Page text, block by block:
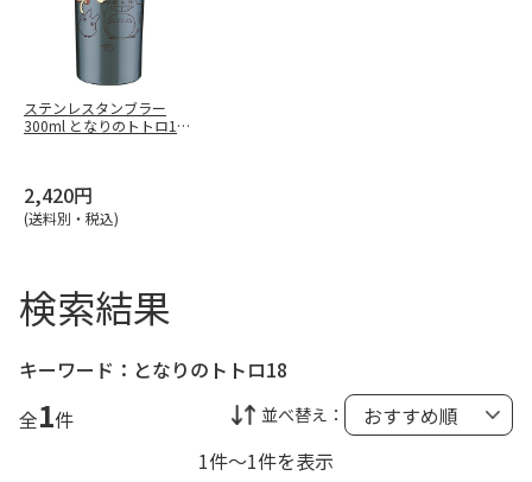
ステンレスタンブラー
300ml となりのトトロ18
2,420円
(送料別・税込)
検索結果
キーワード： となりのトトロ18
全1件 並べ替え：
1件～1件を表示